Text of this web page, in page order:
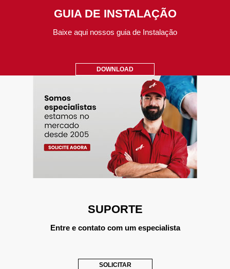
GUIA DE INSTALAÇÃO
Baixe aqui nossos guia de Instalação
DOWNLOAD
SUPORTE
Entre e contato com um especialista
SOLICITAR